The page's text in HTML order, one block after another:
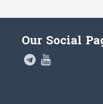
Our Social